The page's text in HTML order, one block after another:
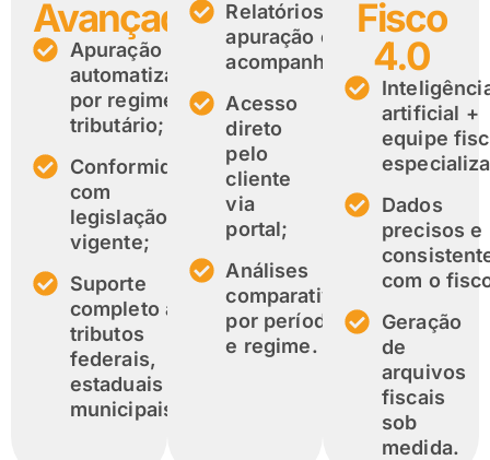
Avançado.
Apuração
automatizada
por regime
tributário;
Conformidade
com
legislação
vigente;
Suporte
completo a
tributos
federais,
estaduais e
municipais.
Relatórios de
apuração e
acompanhamento;
Acesso
direto
pelo
cliente
via
portal;
Análises
comparativas
por período
e regime.
Fisco
4.0
artificial +
equipe
Dados
precisos e
com o
Geração
de
arquivos
fiscais
sob
medida.